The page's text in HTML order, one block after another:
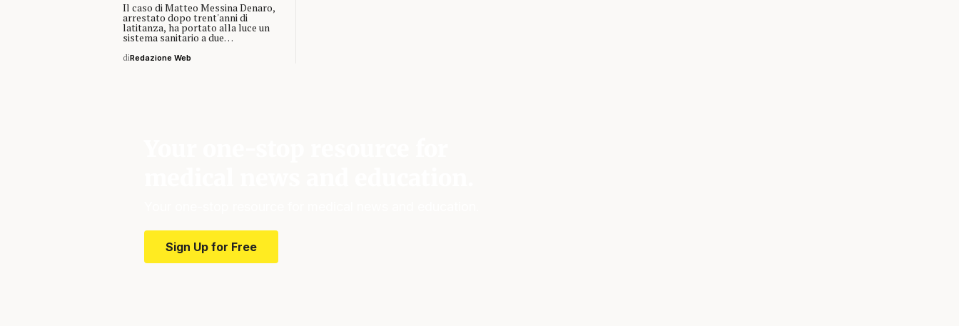
Il caso di Matteo Messina Denaro,
arrestato dopo trent'anni di
latitanza, ha portato alla luce un
sistema sanitario a due…
diRedazione Web
Sign Up for Free